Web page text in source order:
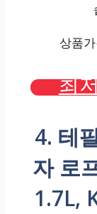
상품
최
4. 테
자 로
1.7L,